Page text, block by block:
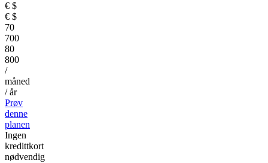
€ $
€ $
70
700
80
800
/
måned
/ år
Prøv
denne
planen
Ingen
kredittkort
nødvendig